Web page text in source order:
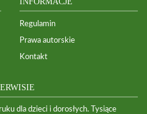
Regulamin
Prawa autorskie
Kontakt
dla dzieci i dorosłych. Tysiące